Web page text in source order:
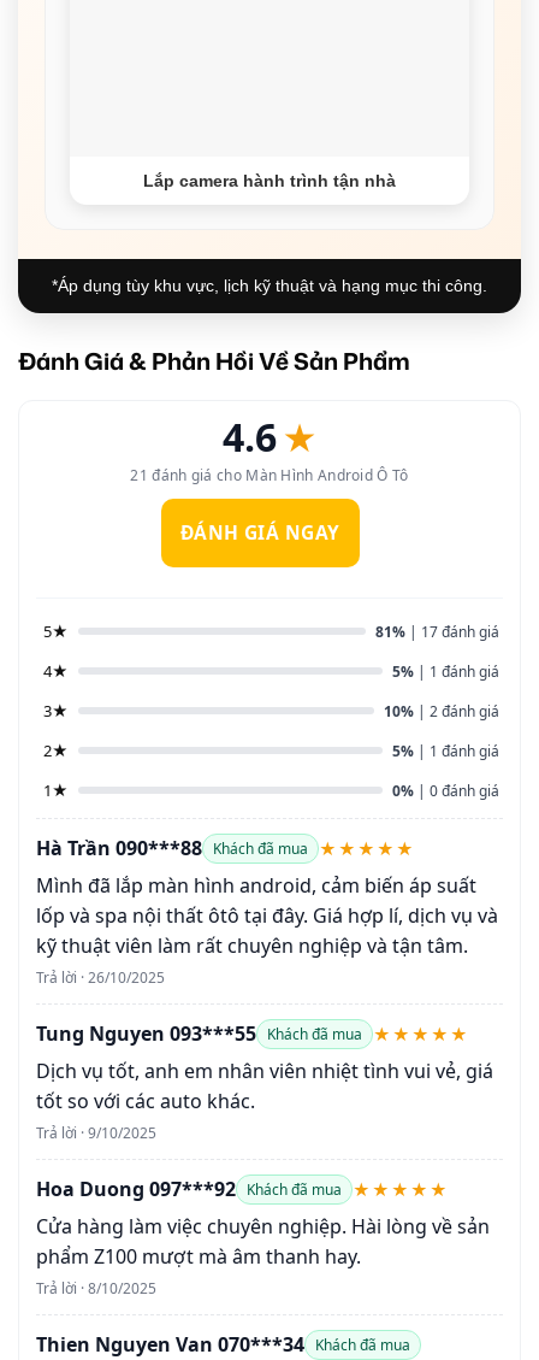
Lắp camera hành trình tận nhà
*Áp dụng tùy khu vực, lịch kỹ thuật và hạng mục thi công.
Đánh Giá & Phản Hồi Về Sản Phẩm
4.6★
21 đánh giá cho Màn Hình Android Ô Tô
ĐÁNH GIÁ NGAY
5★ 81% | 17 đánh giá
4★ 5% | 1 đánh giá
3★ 10% | 2 đánh giá
2★ 5% | 1 đánh giá
1★ 0% | 0 đánh giá
Hà Trần 090***88 Khách đã mua ★★★★★
Mình đã lắp màn hình android, cảm biến áp suất
lốp và spa nội thất ôtô tại đây. Giá hợp lí, dịch vụ và
kỹ thuật viên làm rất chuyên nghiệp và tận tâm.
Trả lời · 26/10/2025
Tung Nguyen 093***55 Khách đã mua ★★★★★
Dịch vụ tốt, anh em nhân viên nhiệt tình vui vẻ, giá
tốt so với các auto khác.
Trả lời · 9/10/2025
Hoa Duong 097***92 Khách đã mua ★★★★★
Cửa hàng làm việc chuyên nghiệp. Hài lòng về sản
phẩm Z100 mượt mà âm thanh hay.
Trả lời · 8/10/2025
Thien Nguyen Van 070***34 Khách đã mua